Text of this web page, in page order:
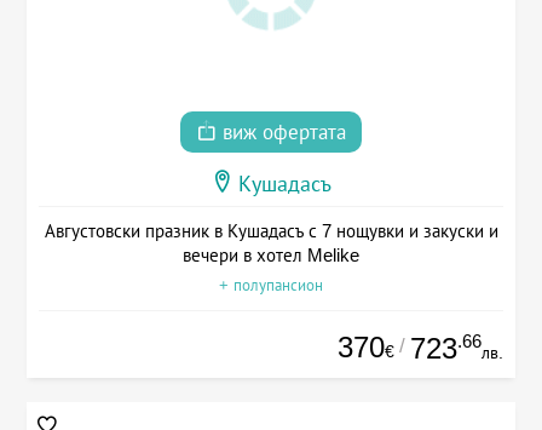
виж офертата
Кушадасъ
Августовски празник в Кушадасъ с 7 нощувки и закуски и
вечери в хотел Melike
+ полупансион
370€ / 723.66
лв.